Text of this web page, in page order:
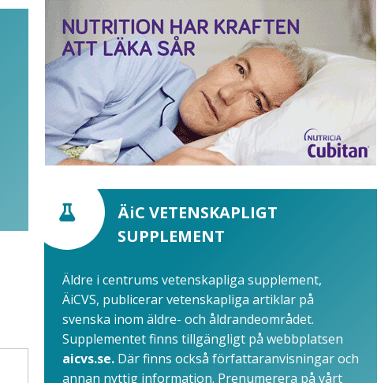
ÄiC VETENSKAPLIGT
SUPPLEMENT
Äldre i centrums vetenskapliga supplement,
ÄiCVS, publicerar vetenskapliga artiklar på
svenska inom äldre- och åldrandeområdet.
Supplementet finns tillgängligt på webbplatsen
aicvs.se. Där finns också författaranvisningar och
annan nyttig information. Prenumerera på vårt